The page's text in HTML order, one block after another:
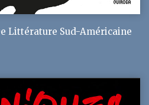
Littérature Sud-Américaine